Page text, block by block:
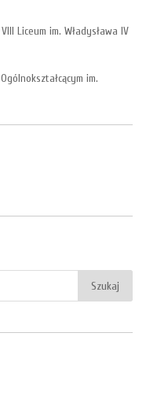
Liceum im. Władysława IV
im.